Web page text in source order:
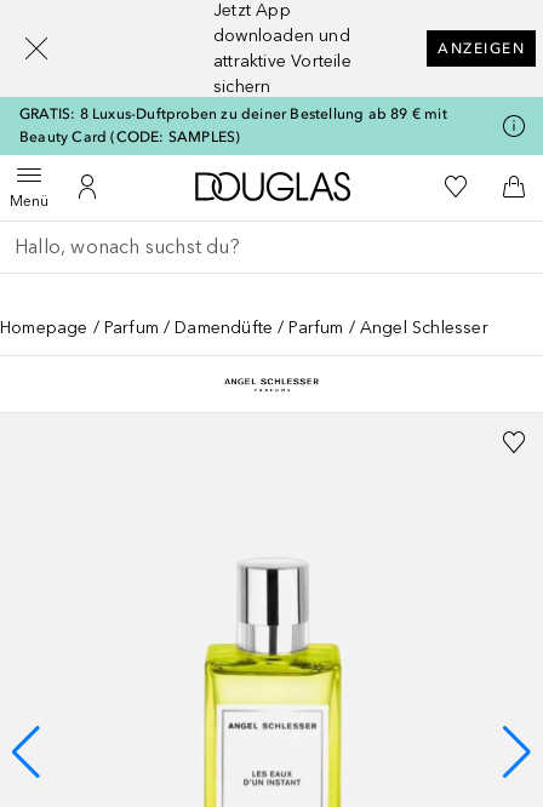
Jetzt App
downloaden und
attraktive Vorteile
sichern
ANZEIGEN
GRATIS: 8 Luxus-Duftproben zu deiner Bestellung ab 89 € mit
Beauty Card (CODE: SAMPLES)
MenüMenü öffnenZu Meinem Kundenkonto
Zur Douglas Startseite
Zu Meiner
Gehe zurück
Suche ausführen
Homepage Parfum Damendüfte Parfum Angel Schlesser
[navigation.slideout.screenreader]